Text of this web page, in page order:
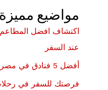
مواضيع مميزة
اكتشاف افضل المطاعم
عند السفر
أفضل 5 فنادق في مصر
فرصتك للسفر في